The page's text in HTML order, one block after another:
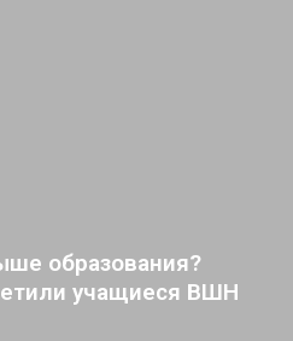
образования?
учащиеся ВШН